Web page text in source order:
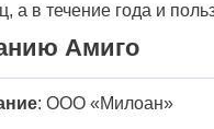
а в течение года и
Амиго
: ООО «Милоан»